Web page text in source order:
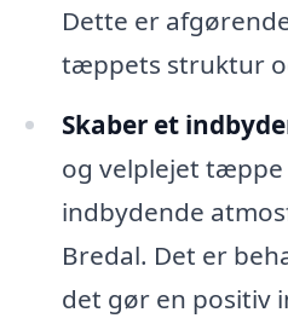
Dette er
tæppets struktur
Skaber et
og velplejet tæppe
indbydende
Bredal. Det er
det gør en positiv